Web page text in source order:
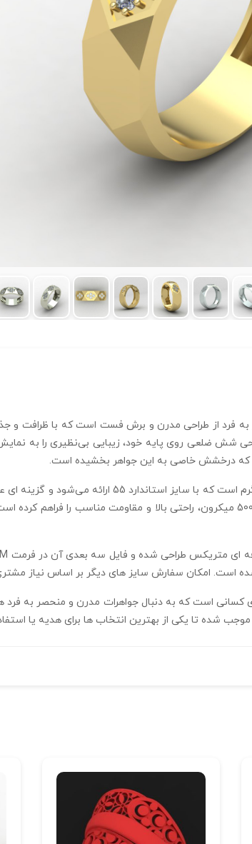
ای منحصر به فرد از طراحی مدرن و برش فست است که با
درخشش خاصی به این جواهر بخشیده است.
این انگشتر دارای وزن قابل توجه 4.4 گرم
6.3 میلیمتری حلقه همراه با ضخامت 500 میکرون، راحتی بالا و
است. امکان سفارش سایز های دیگر بر اساس نیاز
عالی برای کسانی است که به دنبال جواهرات مدرن و
شده تا یکی از بهترین انتخاب‌ ها برای هدیه یا